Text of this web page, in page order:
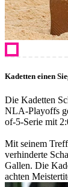
Kadetten einen
Die Kadetten
NLA-Playoffs
of-5-Serie mit
Mit seinem
verhinderte
Gallen. Die
achten